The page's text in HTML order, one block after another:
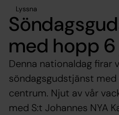
Lyssna
med hopp 6
Denna nationaldag firar
söndagsgudstjänst med
centrum. Njut av vår
med S:t Johannes NYA